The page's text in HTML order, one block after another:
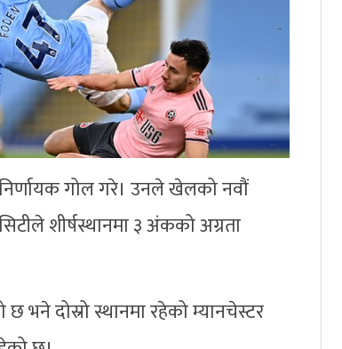
गोल गरे। उनले खेलको नवौं
शीर्षस्थानमा ३ अंकको अग्रता
दोस्रो स्थानमा रहेको म्यानचेस्टर